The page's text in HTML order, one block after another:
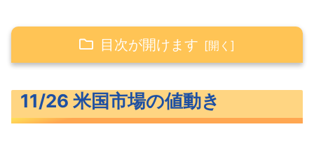
目次が開けます
米主要3指数の値動き
11/26 米国市場の値動き